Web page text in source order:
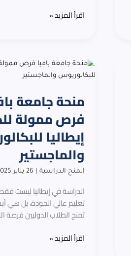
اقرأ المزيد »
فرص ممولة
إيطاليا
والماجستير
المنح الدراسية 26 يناير 2025
الدراسة في إيطاليا ليست
تعليم عالي الجودة، بل هي
تمنح الطلاب الدوليين فرصة
منحة
جامعة
2026:
فرص
ممولة
للدراسة
في
إيطاليا
للبكالوريوس
اقرأ المزيد »